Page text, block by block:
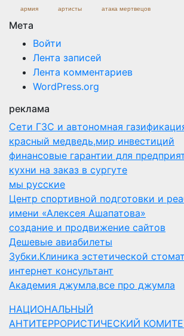
армия артисты атака мертвецов
Мета
Войти
Лента записей
Лента комментариев
WordPress.org
реклама
Сети ГЗС и автономная
красный медведь,мир инвестиций
финансовые гарантии для
кухни на заказ в сургуте
мы русские
Центр спортивной подготовки и
имени «Алексея Ашапатова»
создание и продвижение сайтов
Дешевые авиабилеты
Зубки.Клиника эстетической
интернет консультант
Академия джумла,все про джумла
НАЦИОНАЛЬНЫЙ
АНТИТЕРРОРИСТИЧЕСКИЙ